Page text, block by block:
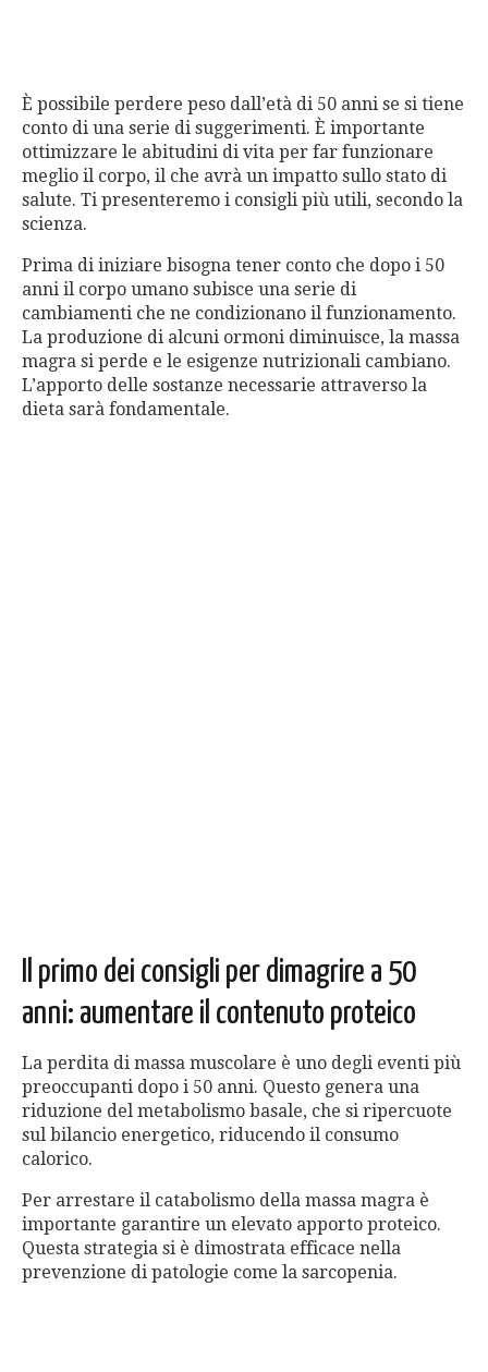
È possibile perdere peso dall’età di 50 anni se si tiene
conto di una serie di suggerimenti. È importante
ottimizzare le abitudini di vita per far funzionare
meglio il corpo, il che avrà un impatto sullo stato di
salute. Ti presenteremo i consigli più utili, secondo la
scienza.
Prima di iniziare bisogna tener conto che dopo i 50
anni il corpo umano subisce una serie di
cambiamenti che ne condizionano il funzionamento.
La produzione di alcuni ormoni diminuisce, la massa
magra si perde e le esigenze nutrizionali cambiano.
L’apporto delle sostanze necessarie attraverso la
dieta sarà fondamentale.
Il primo dei consigli per dimagrire a 50
anni: aumentare il contenuto proteico
La perdita di massa muscolare è uno degli eventi più
preoccupanti dopo i 50 anni. Questo genera una
riduzione del metabolismo basale, che si ripercuote
sul bilancio energetico, riducendo il consumo
calorico.
Per arrestare il catabolismo della massa magra è
importante garantire un elevato apporto proteico.
Questa strategia si è dimostrata efficace nella
prevenzione di patologie come la sarcopenia.